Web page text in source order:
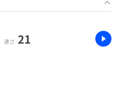
速さ 21